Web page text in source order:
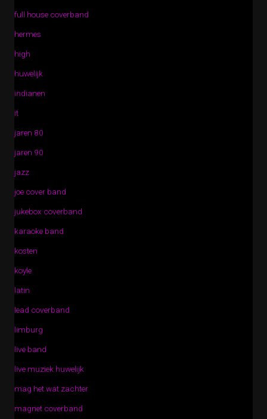
full house coverband
hermes
high
huwelijk
indianen
it
jaren 80
jaren 90
jazz
joe cover band
jukebox coverband
karaoke band
kosten
koyle
latin
lead coverband
limburg
live band
live muziek huwelijk
mag het wat zachter
magnet coverband